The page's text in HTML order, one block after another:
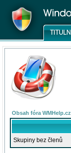
Obsah fóra WMHelp.cz
Skupiny bez členů